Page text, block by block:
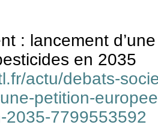
: lancement d’une
en 2035
actu/debats-
petition-
2035-7799553592